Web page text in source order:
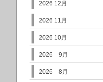
2026 12月
2026 11月
2026 10月
2026 9月
2026 8月